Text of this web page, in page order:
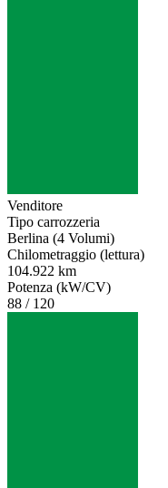
Venditore
Tipo carrozzeria
Berlina (4 Volumi)
Chilometraggio (lettura)
104.922 km
Potenza (kW/CV)
88 / 120